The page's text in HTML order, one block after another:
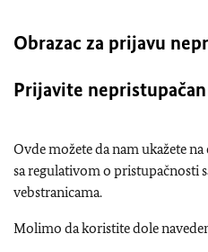
Obrazac za prijavu
Prijavite
Ovde možete da nam ukažete
sa regulativom o pristupačnosti
vebstranicama.
Molimo da koristite dole